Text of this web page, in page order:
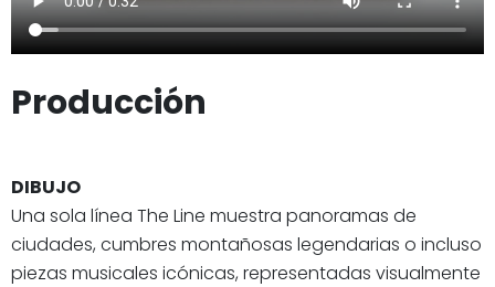
Producción
DIBUJO
Una sola línea The Line muestra panoramas de
ciudades, cumbres montañosas legendarias o incluso
piezas musicales icónicas, representadas visualmente